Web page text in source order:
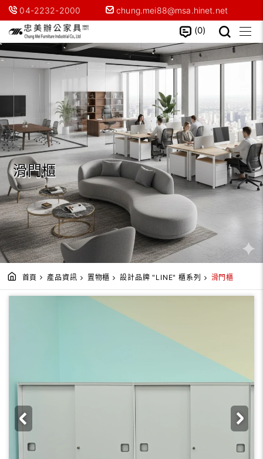
04-2232-2000 chung.mei88@msa.hinet.net
0
滑門櫃
首頁 產品資訊 置物櫃 設計品牌 "LINE" 櫃系列 滑門櫃